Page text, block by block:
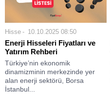
Hisse 10.10.2025 08:50
Enerji Hisseleri Fiyatları ve
Yatırım Rehberi
Türkiye’nin ekonomik
dinamizminin merkezinde yer
alan enerji sektörü, Borsa
İstanbul...